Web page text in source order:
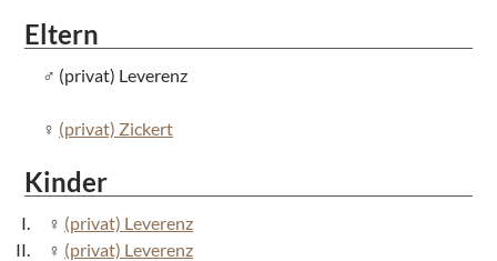
Eltern
(privat) Leverenz
(privat) Zickert
Kinder
(privat) Leverenz
(privat) Leverenz